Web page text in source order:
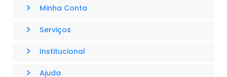
> Minha Conta
> Serviços
> Institucional
> Ajuda